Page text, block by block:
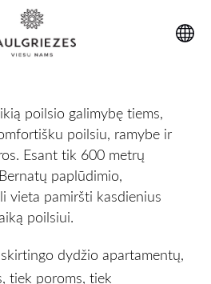
poilsio galimybę tiems,
poilsiu, ramybe ir
Esant tik 600 metrų
paplūdimio,
vieta pamiršti kasdienius
poilsiui.
dydžio apartamentų,
tiek poroms, tiek